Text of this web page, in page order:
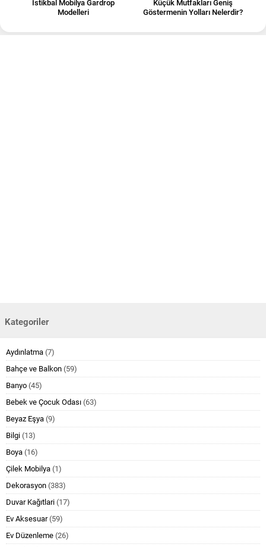
İstikbal Mobilya Gardrop
Modelleri
Küçük Mutfakları Geniş
Göstermenin Yolları Nelerdir?
Kategoriler
Aydınlatma (7)
Bahçe ve Balkon (59)
Banyo (45)
Bebek ve Çocuk Odası (63)
Beyaz Eşya (9)
Bilgi (13)
Boya (16)
Çilek Mobilya (1)
Dekorasyon (383)
Duvar Kağıtlari (17)
Ev Aksesuar(59)
Ev Düzenleme (26)